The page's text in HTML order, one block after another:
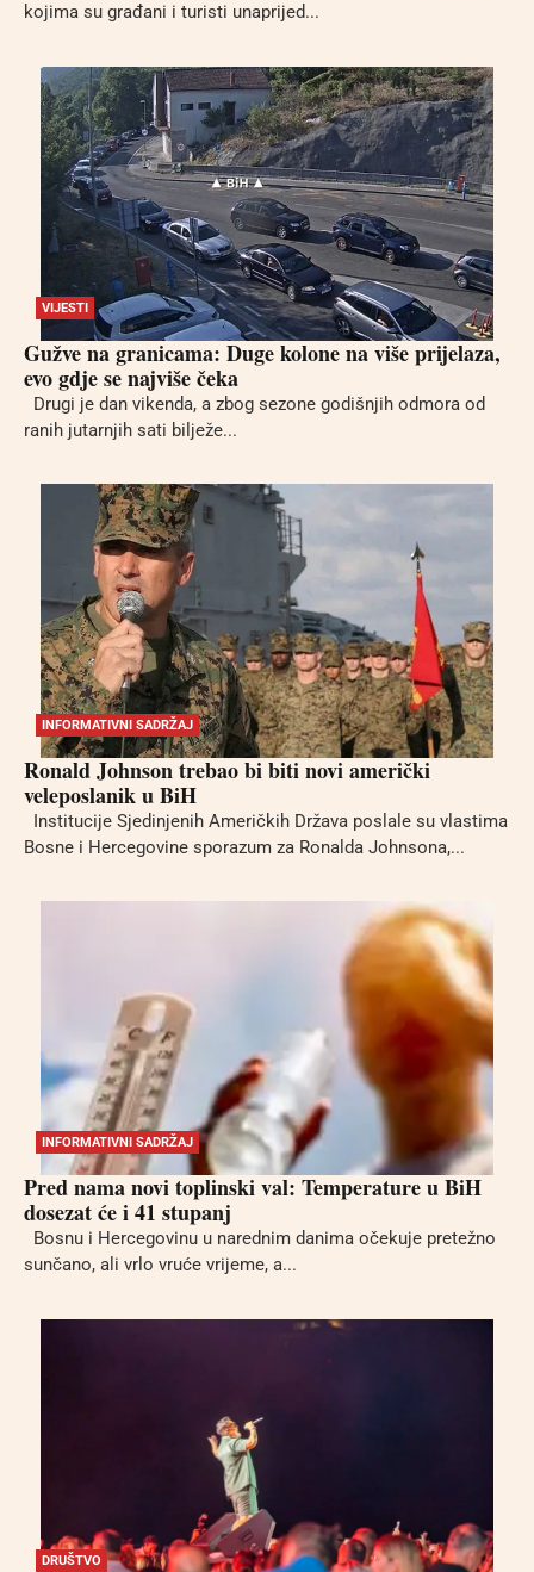
kojima su građani i turisti unaprijed...
VIJESTI
Gužve na granicama: Duge kolone na više prijelaza,
evo gdje se najviše čeka
Drugi je dan vikenda, a zbog sezone godišnjih odmora od
ranih jutarnjih sati bilježe...
INFORMATIVNI SADRŽAJ
Ronald Johnson trebao bi biti novi američki
veleposlanik u BiH
Institucije Sjedinjenih Američkih Država poslale su vlastima
Bosne i Hercegovine sporazum za Ronalda Johnsona,...
INFORMATIVNI SADRŽAJ
Pred nama novi toplinski val: Temperature u BiH
dosezat će i 41 stupanj
Bosnu i Hercegovinu u narednim danima očekuje pretežno
sunčano, ali vrlo vruće vrijeme, a...
DRUŠTVO